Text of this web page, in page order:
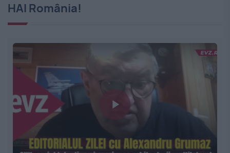
HAI România!